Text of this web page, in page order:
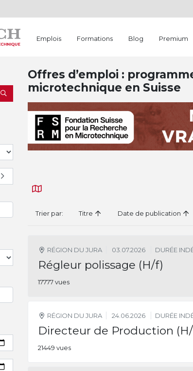
Emplois Formations Blog Premium
RECHERCHER
Offres d’emploi :
microtechnique en Suisse
Trier par: Titre Date de publication
RÉGION DU JURA 03.07.2026 DURÉE
Régleur polissage (H/f)
17777 vues
RÉGION DU JURA 24.06.2026 DURÉE
Directeur de Production
21449 vues